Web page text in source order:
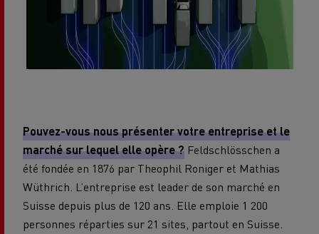
Pouvez-vous nous présenter votre entreprise et le
marché sur lequel elle opère ? Feldschlösschen a
été fondée en 1876 par Theophil Roniger et Mathias
Wüthrich. L’entreprise est leader de son marché en
Suisse depuis plus de 120 ans. Elle emploie 1 200
personnes réparties sur 21 sites, partout en Suisse.